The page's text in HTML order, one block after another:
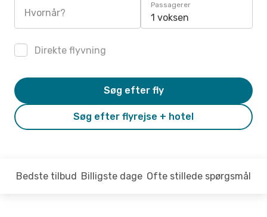
Hvornår?
Passagerer
1 voksen
Direkte flyvning
Søg efter flyrejse + hotel
Søg efter fly
Bedste tilbud Billigste dage Ofte stillede spørgsmål